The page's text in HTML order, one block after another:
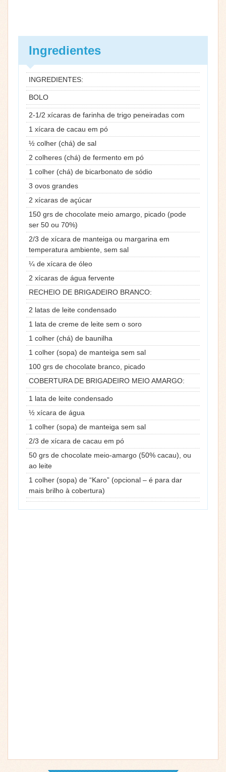
Ingredientes
INGREDIENTES:
BOLO
2-1/2 xícaras de farinha de trigo peneiradas com
1 xícara de cacau em pó
½ colher (chá) de sal
2 colheres (chá) de fermento em pó
1 colher (chá) de bicarbonato de sódio
3 ovos grandes
2 xícaras de açúcar
150 grs de chocolate meio amargo, picado (pode
ser 50 ou 70%)
2/3 de xícara de manteiga ou margarina em
temperatura ambiente, sem sal
¼ de xícara de óleo
2 xícaras de água fervente
RECHEIO DE BRIGADEIRO BRANCO:
2 latas de leite condensado
1 lata de creme de leite sem o soro
1 colher (chá) de baunilha
1 colher (sopa) de manteiga sem sal
100 grs de chocolate branco, picado
COBERTURA DE BRIGADEIRO MEIO AMARGO:
1 lata de leite condensado
½ xícara de água
1 colher (sopa) de manteiga sem sal
2/3 de xícara de cacau em pó
50 grs de chocolate meio-amargo (50% cacau), ou
ao leite
1 colher (sopa) de “Karo” (opcional – é para dar
mais brilho à cobertura)